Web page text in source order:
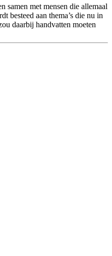
samen met mensen die allemaal
besteed aan thema’s die nu in
daarbij handvatten moeten